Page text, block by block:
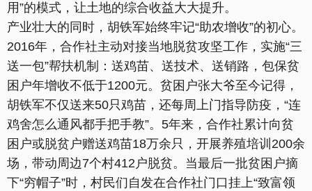
用”的模式，让土地的综合收益大大提升。
产业壮大的同时，胡铁军始终牢记“助农增收”的初心。
2016年，合作社主动对接当地脱贫攻坚工作，实施“三
送一包”帮扶机制：送鸡苗、送技术、送销路，包保贫
困户年增收不低于1200元。贫困户张大爷至今记得，
胡铁军不仅送来50只鸡苗，还每周上门指导防疫，“连
鸡舍怎么通风都手把手教”。5年来，合作社累计向贫
困户或脱贫户赠送鸡苗18万余只，开展养殖培训200余
场，带动周边7个村412户脱贫。当最后一批贫困户摘
下“穷帽子”时，村民们自发在合作社门口挂上“致富领